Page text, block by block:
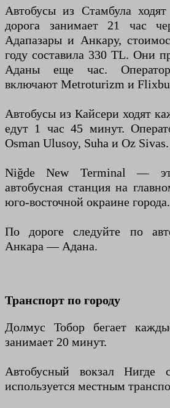
Автобусы из Стамбула
дорога занимает 21 час
Адапазары и Анкару,
году составила 330 TL. Они
Аданы еще час.
включают Metroturizm и
Автобусы из Кайсери ходят
едут 1 час 45 минут.
Osman Ulusoy, Suha и Oz Sivas.
Niğde New Terminal —
автобусная станция на
юго-восточной окраине города.
По дороге следуйте по
Анкара — Адана.
Транспорт по городу
Долмус Тобор бегает
занимает 20 минут.
Автобусный вокзал Нигде
используется местным